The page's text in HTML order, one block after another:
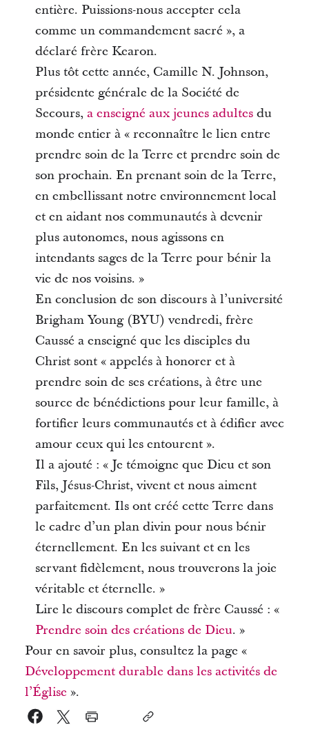
entière. Puissions-nous accepter cela
comme un commandement sacré », a
déclaré frère Kearon.
Plus tôt cette année, Camille N. Johnson,
présidente générale de la Société de
Secours, a enseigné aux jeunes adultesdu
monde entier à « reconnaître le lien entre
prendre soin de la Terre et prendre soin de
son prochain. En prenant soin de la Terre,
en embellissant notre environnement local
et en aidant nos communautés à devenir
plus autonomes, nous agissons en
intendants sages de la Terre pour bénir la
vie de nos voisins. »
En conclusion de son discours à l’université
Brigham Young (BYU) vendredi, frère
Caussé a enseigné que les disciples du
Christ sont « appelés à honorer et à
prendre soin de ses créations, à être une
source de bénédictions pour leur famille, à
fortifier leurs communautés et à édifier avec
amour ceux qui les entourent ».
Il a ajouté : « Je témoigne que Dieu et son
Fils, Jésus-Christ, vivent et nous aiment
parfaitement. Ils ont créé cette Terre dans
le cadre d’un plan divin pour nous bénir
éternellement. En les suivant et en les
servant fidèlement, nous trouverons la joie
véritable et éternelle. »
Lire le discours complet de frère Caussé : «
Prendre soin des créations de Dieu. »
Pour en savoir plus, consultez la page «
Développement durable dans les activités de
l’Église ».